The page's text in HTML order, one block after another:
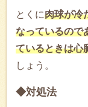
とくに肉球が冷
なっているので
ているときは心
しょう。
◆対処法